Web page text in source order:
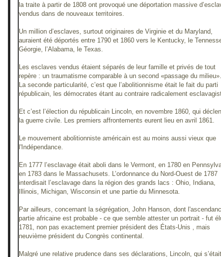
la traite à partir de 1808 ont provoqué une déportation massive
vendus dans de nouveaux territoires.
Un million d’esclaves, surtout originaires de Virginie et du Maryland,
auraient été déportés entre 1790 et 1860 vers le Kentucky, le
Géorgie, l’Alabama, le Texas.
Les esclaves vendus étaient séparés de leur famille et privés de tout
repère : un traumatisme comparable à un second «passage du milieu».
La seconde particularité, c’est que l’abolitionnisme était le fait du parti
républicain, les démocrates étant au contraire radicalement
Et c’est l’élection du républicain Lincoln, en novembre 1860, qui
la guerre civile. Les premiers affrontements eurent lieu en avril 1861.
Le mouvement abolitionniste américain est au moins aussi vieux que
l'Indépendance.
En 1777 l’esclavage était aboli dans le Vermont, en 1780 en
en 1783 dans le Massachusets. L’ordonnance du Nord-Ouest de 1787
interdisait l’esclavage dans la région des grands lacs : Ohio, Indiana,
Illinois, Michigan, Wisconsin et une partie du Minnesota.
Par ailleurs, concernant la ségrégation, John Hanson, dont
partie africaine est probable - ce que semble attester un portrait - fut
1781, non pas exactement premier président des États-Unis , mais
neuvième président du Congrès continental.
Malgré une relative prudence dans ses déclarations, Lincoln, qui s’était